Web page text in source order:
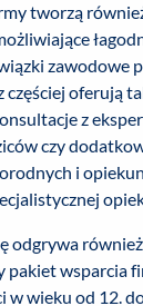
tworzą
zawodowe
częściej oferują
z
czy
i
odgrywa
pakiet wsparcia
w wieku od 12.